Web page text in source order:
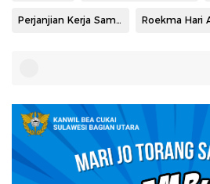
Perjanjian Kerja Sama Perjanjian Kerja Sama